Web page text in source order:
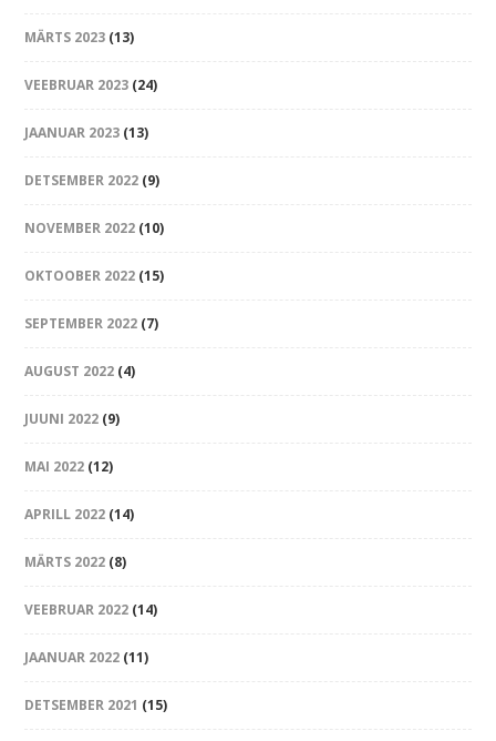
MÄRTS 2023 (13)
VEEBRUAR 2023 (24)
JAANUAR 2023 (13)
DETSEMBER 2022 (9)
NOVEMBER 2022 (10)
OKTOOBER 2022 (15)
SEPTEMBER 2022 (7)
AUGUST 2022 (4)
JUUNI 2022 (9)
MAI 2022 (12)
APRILL 2022 (14)
MÄRTS 2022 (8)
VEEBRUAR 2022 (14)
JAANUAR 2022 (11)
DETSEMBER 2021 (15)